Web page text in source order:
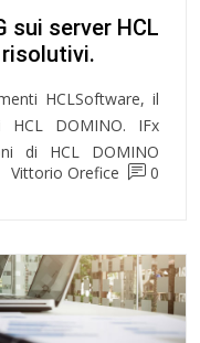
sui server HCL
risolutivi.
HCLSoftware, il
HCL DOMINO. IFx
di HCL DOMINO
Vittorio Orefice 0